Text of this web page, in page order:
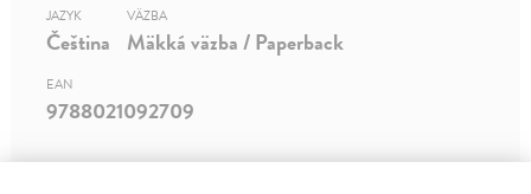
JAZYK
Čeština
VÄZBA
Mäkká väzba / Paperback
EAN
9788021092709